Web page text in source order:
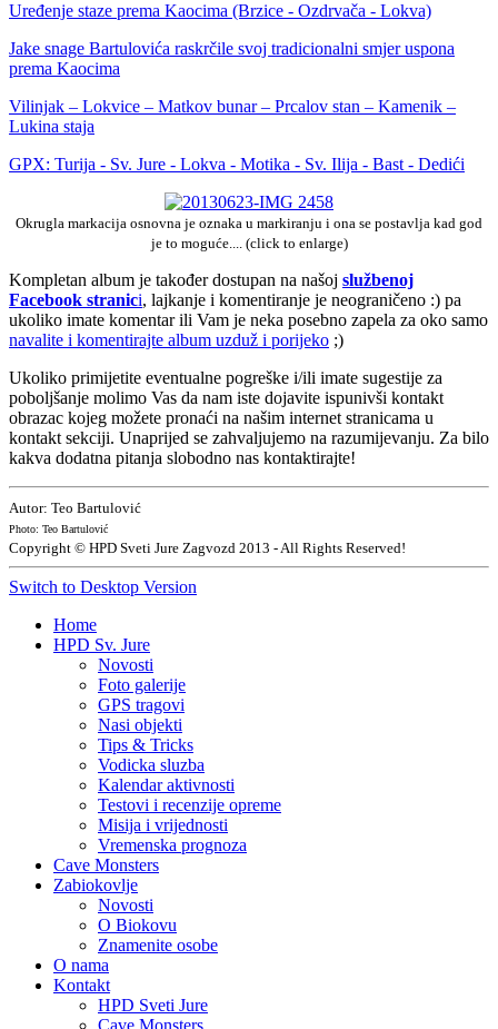
Uređenje staze prema Kaocima (Brzice - Ozdrvača - Lokva)
Jake snage Bartulovića raskrčile svoj tradicionalni smjer uspona
prema Kaocima
Vilinjak – Lokvice – Matkov bunar – Prcalov stan – Kamenik –
Lukina staja
GPX: Turija - Sv. Jure - Lokva - Motika - Sv. Ilija - Bast - Dedići
Okrugla markacija osnovna je oznaka u markiranju i ona se postavlja kad god
je to moguće.... (click to enlarge)
Kompletan album je također dostupan na našoj službenoj
Facebook stranici, lajkanje i komentiranje je neograničeno :) pa
ukoliko imate komentar ili Vam je neka posebno zapela za oko samo
navalite i komentirajte album uzduž i porijeko ;)
Ukoliko primijetite eventualne pogreške i/ili imate sugestije za
poboljšanje molimo Vas da nam iste dojavite ispunivši kontakt
obrazac kojeg možete pronaći na našim internet stranicama u
kontakt sekciji. Unaprijed se zahvaljujemo na razumijevanju. Za bilo
kakva dodatna pitanja slobodno nas kontaktirajte!
Autor: Teo Bartulović
Photo: Teo Bartulović
Copyright © HPD Sveti Jure Zagvozd 2013 - All Rights Reserved!
Switch to Desktop Version
Home
HPD Sv. Jure
Novosti
Foto galerije
GPS tragovi
Nasi objekti
Tips & Tricks
Vodicka sluzba
Kalendar aktivnosti
Testovi i recenzije opreme
Misija i vrijednosti
Vremenska prognoza
Cave Monsters
Zabiokovlje
Novosti
O Biokovu
Znamenite osobe
O nama
Kontakt
HPD Sveti Jure
Cave Monsters